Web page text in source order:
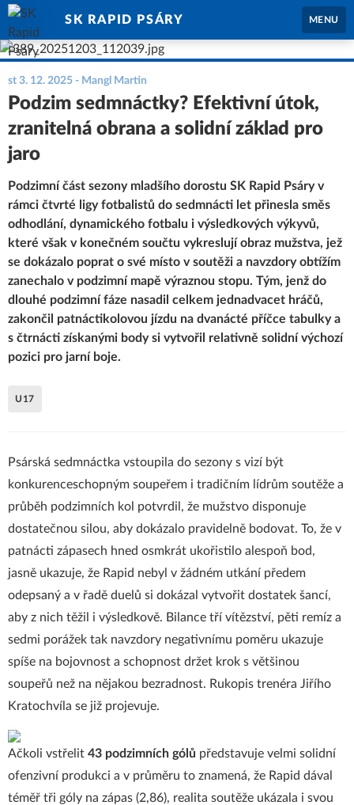
SK RAPID PSÁRY MENU
st 3. 12. 2025 - Mangl Martin
Podzim sedmnáctky? Efektivní útok,
zranitelná obrana a solidní základ pro
jaro
Podzimní část sezony mladšího dorostu SK Rapid Psáry v
rámci čtvrté ligy fotbalistů do sedmnácti let přinesla směs
odhodlání, dynamického fotbalu i výsledkových výkyvů,
které však v konečném součtu vykreslují obraz mužstva, jež
se dokázalo poprat o své místo v soutěži a navzdory obtížím
zanechalo v podzimní mapě výraznou stopu. Tým, jenž do
dlouhé podzimní fáze nasadil celkem jednadvacet hráčů,
zakončil patnáctikolovou jízdu na dvanácté příčce tabulky a
s čtrnácti získanými body si vytvořil relativně solidní výchozí
pozici pro jarní boje.
U17
Psárská sedmnáctka vstoupila do sezony s vizí být
konkurenceschopným soupeřem i tradičním lídrům soutěže a
průběh podzimních kol potvrdil, že mužstvo disponuje
dostatečnou silou, aby dokázalo pravidelně bodovat. To, že v
patnácti zápasech hned osmkrát ukořistilo alespoň bod,
jasně ukazuje, že Rapid nebyl v žádném utkání předem
odepsaný a v řadě duelů si dokázal vytvořit dostatek šancí,
aby z nich těžil i výsledkově. Bilance tří vítězství, pěti remíz a
sedmi porážek tak navzdory negativnímu poměru ukazuje
spíše na bojovnost a schopnost držet krok s většinou
soupeřů než na nějakou bezradnost. Rukopis trenéra Jiřího
Kratochvíla se již projevuje.
Ačkoli vstřelit 43 podzimních gólů představuje velmi solidní
ofenzivní produkci a v průměru to znamená, že Rapid dával
téměř tři góly na zápas (2,86), realita soutěže ukázala i svou